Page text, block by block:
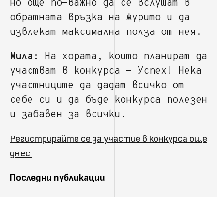
но още по-важно да се вслушат в
обратната връзка на журито и да
извлекат максимална полза от нея.
Мила: На хората, които планират да
участват в конкурса - Успех! Нека
участниците да дадат всичко от
себе си и да бъде конкурса полезен
и забавен за всички.
Регистрирайте се за участие в конкурса още
днес!
Последни публикации